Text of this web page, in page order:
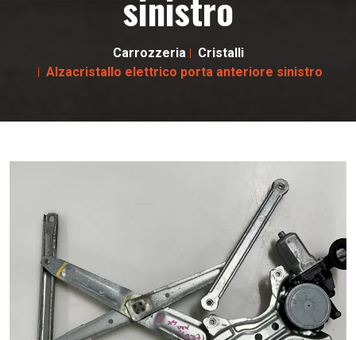
Carrozzeria
Cristalli
Alzacristallo elettrico porta anteriore sinistro